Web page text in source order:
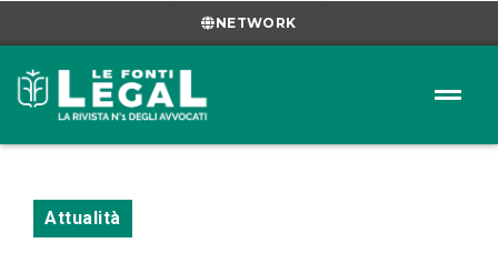
NETWORK
Attualità